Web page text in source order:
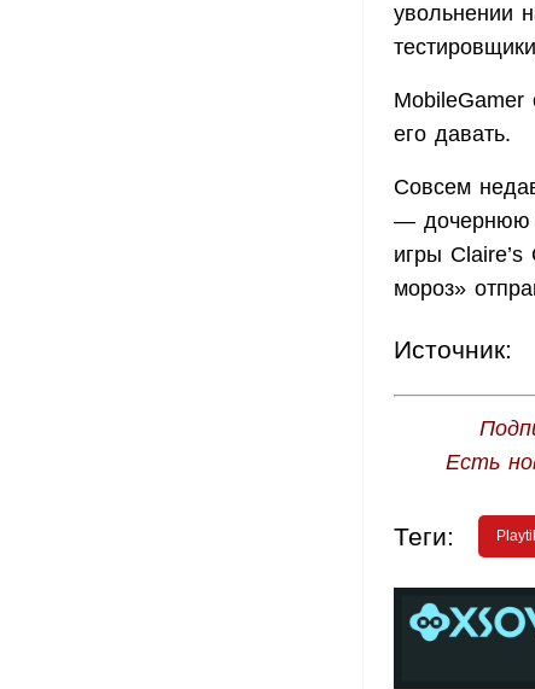
увольнении
MobileGamer
его давать.
Совсем
— дочернюю
игры
мороз»
Источник:
Есть
Теги: